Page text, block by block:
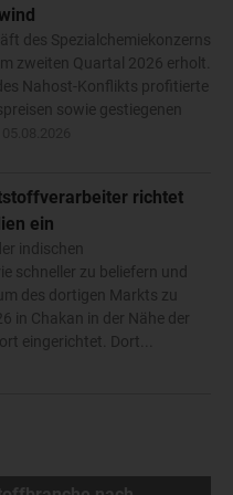
des Spezialchemiekonzerns
zweiten Quartal 2026 erholt.
Nahost-Konflikts profitierte
sowie gestiegenen
richtet
ein
indischen
schneller zu beliefern und
des dortigen Markts zu
in Chakan in der Nähe der
eingerichtet. Dort...